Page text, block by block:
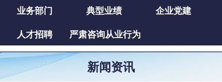
业务部门
典型业绩
企业党建
人才招聘
严肃咨询从业行为
新闻资讯